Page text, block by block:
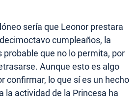
sería que Leonor prestara
cumpleaños, la
probable que no lo permita, por
Aunque esto es algo
confirmar, lo que sí es un hecho
la actividad de la Princesa ha